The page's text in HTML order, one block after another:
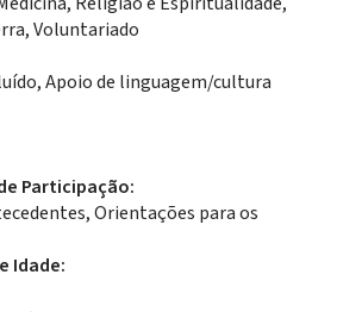
Voluntariado
Apoio de linguagem/cultura
Participação:
Orientações para os
Idade: